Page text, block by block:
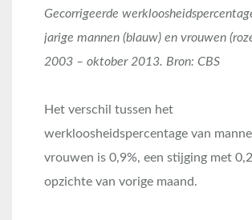
Gecorrigeerde
jarige mannen (blauw) en vrouwen
2003 – oktober 2013. Bron: CBS
Het verschil tussen het
werkloosheidspercentage van
vrouwen is 0,9%, een stijging met
opzichte van vorige maand.